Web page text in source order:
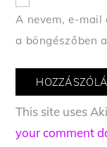
A nevem, e-mail
a böngészőben
This site uses
your comment